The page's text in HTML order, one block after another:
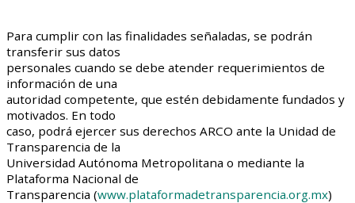
Para cumplir con las finalidades señaladas, se podrán
transferir sus datos
personales cuando se debe atender requerimientos de
información de una
autoridad competente, que estén debidamente fundados y
motivados. En todo
caso, podrá ejercer sus derechos ARCO ante la Unidad de
Transparencia de la
Universidad Autónoma Metropolitana o mediante la
Plataforma Nacional de
Transparencia (www.plataformadetransparencia.org.mx)